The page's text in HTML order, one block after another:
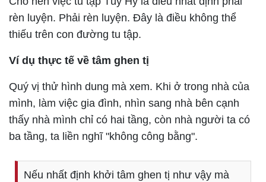
rèn luyện. Phải rèn luyện. Đây là điều không thể
thiếu trên con đường tu tập.
Ví dụ thực tế về tâm ghen tị
Quý vị thử hình dung mà xem. Khi ở trong nhà của
mình, làm việc gia đình, nhìn sang nhà bên cạnh
thấy nhà mình chỉ có hai tầng, còn nhà người ta có
ba tầng, ta liền nghĩ "không công bằng".
Nếu nhất định khởi tâm ghen tị như vậy mà